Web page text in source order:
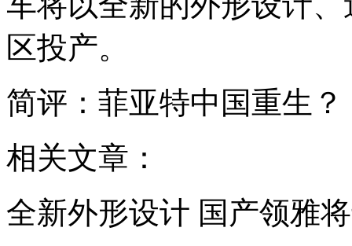
区投产。
简评：菲亚特中国重生？
相关文章：
全新外形设计 国产领雅